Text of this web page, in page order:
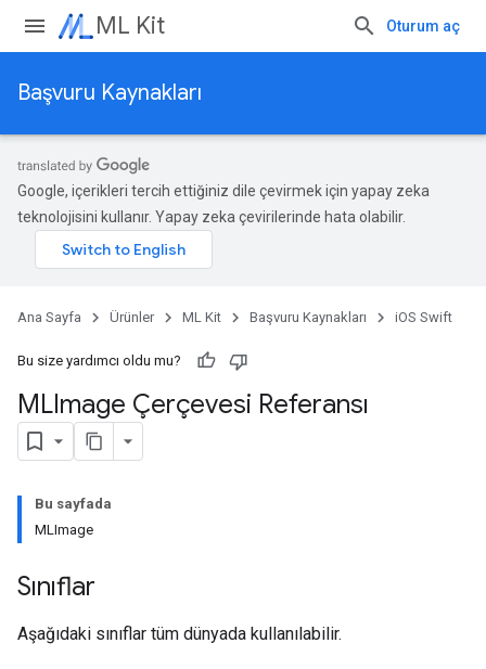
ML Kit Oturum aç
Başvuru Kaynakları
Google, içerikleri tercih ettiğiniz dile çevirmek için yapay zeka
teknolojisini kullanır. Yapay zeka çevirilerinde hata olabilir.
Ana Sayfa Ürünler ML Kit Başvuru Kaynakları iOS Swift
Bu size yardımcı oldu mu?
MLImage Çerçevesi Referansı
Bu sayfada
MLImage
Sınıflar
Aşağıdaki sınıflar tüm dünyada kullanılabilir.